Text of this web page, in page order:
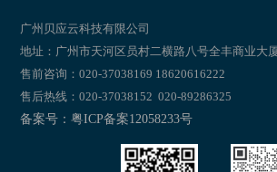
服装行业软件管理系统
服装销售管理软件 服装销
服装店会员管理系统
广州贝应云科技有限公司
地址：广州市天河区员村二横路八号全丰商业大
售前咨询：020-37038169 18620616222
售后热线：020-37038152 020-89286325
备案号：粤ICP备案12058233号